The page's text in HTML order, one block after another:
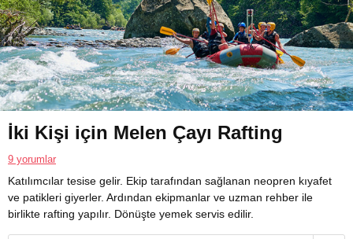
İki Kişi için Melen Çayı Rafting
9 yorumlar
Katılımcılar tesise gelir. Ekip tarafından sağlanan neopren kıyafet
ve patikleri giyerler. Ardından ekipmanlar ve uzman rehber ile
birlikte rafting yapılır. Dönüşte yemek servis edilir.